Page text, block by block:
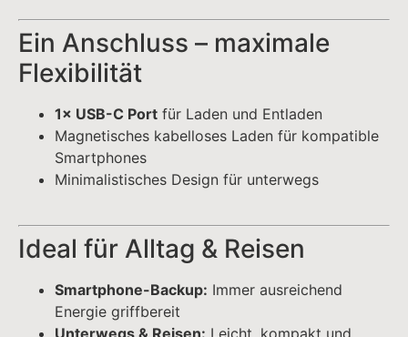
Smartphone-Backup:Immer ausreichend
Energie griffbereit
Unterwegs & Reisen:
Büro & Freizeit:Kabelloses Laden direkt am
Gerät
Effiziente Ladeelektronik für stabile
Energieversorgung
Hochwertige Zellen für lange Lebensdauer
Sicheres und zuverlässiges Design